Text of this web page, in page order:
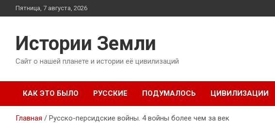
Перейти
к
Пятница, 7 августа, 2026
Истории Земли
Сайт о нашей планете и истории её цивилизаций
КАК ЭТО БЫЛО РУССКИЕ ПОДУМАЛОСЬ ЦИВИЛИЗАЦИИ
Главная Русско-персидские войны. 4 войны более чем за век